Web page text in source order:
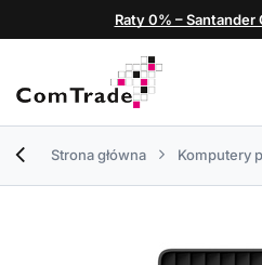
Raty 0% – Santander
Strona główna Komputery